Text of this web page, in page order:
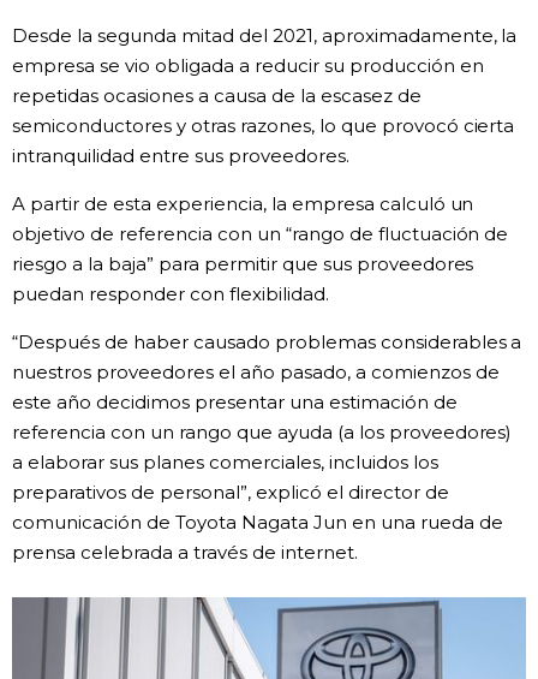
Noticias
Datos de Japón
Gente
Tokio
Avisos
official SNS
Desde la segunda mitad del 2021, aproximadamente, la
empresa se vio obligada a reducir su producción en
repetidas ocasiones a causa de la escasez de
semiconductores y otras razones, lo que provocó cierta
intranquilidad entre sus proveedores.
A partir de esta experiencia, la empresa calculó un
objetivo de referencia con un “rango de fluctuación de
riesgo a la baja” para permitir que sus proveedores
puedan responder con flexibilidad.
“Después de haber causado problemas considerables a
nuestros proveedores el año pasado, a comienzos de
este año decidimos presentar una estimación de
referencia con un rango que ayuda (a los proveedores)
a elaborar sus planes comerciales, incluidos los
preparativos de personal”, explicó el director de
comunicación de Toyota Nagata Jun en una rueda de
prensa celebrada a través de internet.